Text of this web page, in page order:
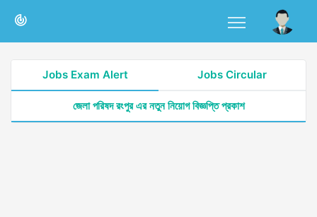
Jobs Exam Alert Jobs Circular
জেলা পরিষদ রংপুর এর নতুন নিয়োগ বিজ্ঞপ্তি প্রকাশ